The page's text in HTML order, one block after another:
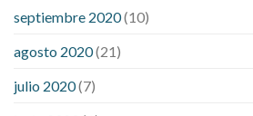
septiembre 2020(10)
agosto 2020(21)
julio 2020(7)